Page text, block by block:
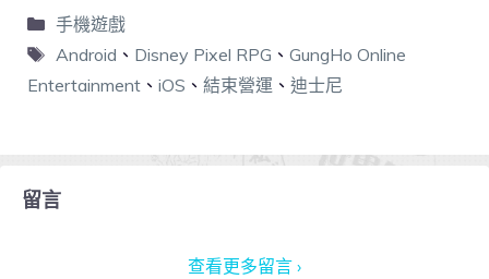
手機遊戲
Android 、 Disney Pixel RPG 、 GungHo Online
Entertainment 、 iOS 、 結束營運 、 迪士尼
留言
查看更多留言 ›